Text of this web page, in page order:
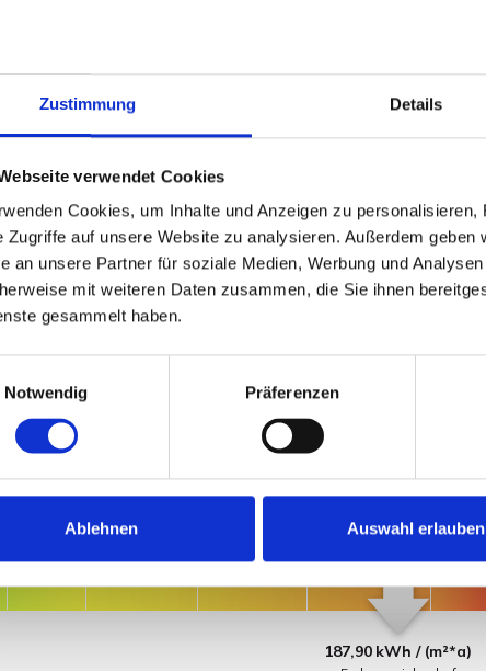
Zustimmung Details
verwendet Cookies
Cookies, um Inhalte und Anzeigen zu
Zugriffe auf unsere Website zu analysieren. Außerdem
an unsere Partner für soziale Medien, Werbung und
mit weiteren Daten zusammen, die Sie ihnen
gesammelt haben.
Notwendig
Präferenzen
Ablehnen Auswahl erlauben
Highlights, wie den Wohnbereich mit nahezu drei Metern
Zugang zu Terrasse und Garten sowie einem schönen,
mit bis zu fünf Schlafzimmern und zwei Bädern sowie
lässt.
Terrasse, der Doppelcarport, die Garage sowie die Hobby-
für Familien, die viel Platz zum Leben,
Raumangebot und viel Potenzial in
187,90 kWh / (m²*a)